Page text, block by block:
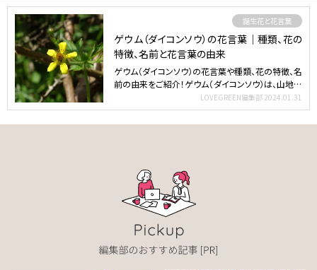
誕生花と花言葉
ゲウム（ダイコンソウ）の花言葉｜種類、花の
特徴、名前と花言葉の由来
ゲウム（ダイコンソウ）の花言葉や種類、花の特徴、名
前の由来をご紹介！ゲウム（ダイコンソウ）は、山地の
LOVEGREEN編集部 2024.01.31